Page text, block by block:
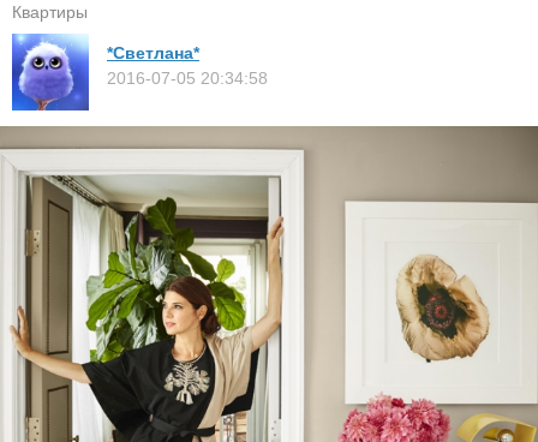
Квартиры
*Светлана*
2016-07-05 20:34:58